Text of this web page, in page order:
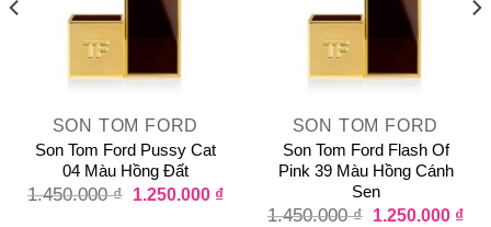
SON TOM FORD
Son Tom Ford Pussy Cat
04 Màu Hồng Đất
1.450.000₫ 1.250.000 ₫
SON TOM FORD
Son Tom Ford Flash Of
Pink 39 Màu Hồng Cánh
Sen
1.450.000₫ 1.250.000 ₫